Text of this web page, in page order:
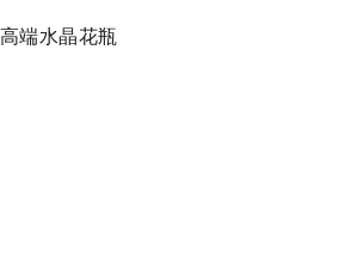
高端水晶花瓶